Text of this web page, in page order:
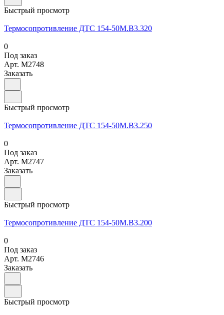
Быстрый просмотр
Термосопротивление ДТС 154-50М.В3.320
0
Под заказ
Арт. M2748
Заказать
Быстрый просмотр
Термосопротивление ДТС 154-50М.В3.250
0
Под заказ
Арт. M2747
Заказать
Быстрый просмотр
Термосопротивление ДТС 154-50М.В3.200
0
Под заказ
Арт. M2746
Заказать
Быстрый просмотр